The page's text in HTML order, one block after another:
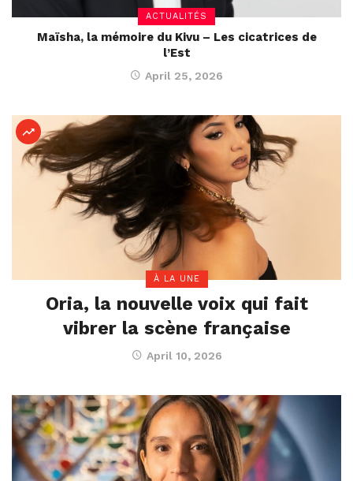
ACTUALITÉS
Maïsha, la mémoire du Kivu – Les cicatrices de
l’Est
April 25, 2026
À LA UNE
Oria, la nouvelle voix qui fait
vibrer la scène française
April 10, 2026